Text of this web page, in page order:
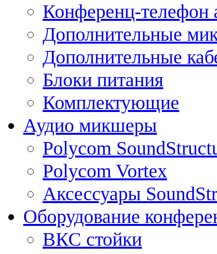
Конференц-телефон
Дополнительные
Дополнительные
Блоки питания
Комплектующие
Аудио микшеры
Polycom
Polycom Vortex
Аксессуары
Оборудование
ВКС стойки